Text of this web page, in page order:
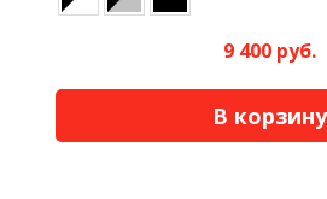
9 400 руб.
В корзину